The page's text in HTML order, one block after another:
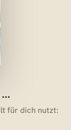
…
für dich nutzt: